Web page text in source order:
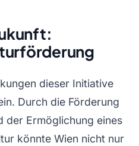
dieser Initiative
Durch die Förderung
der Ermöglichung eines
könnte Wien nicht nur